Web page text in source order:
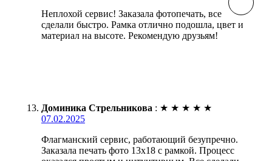
Неплохой сервис! Заказала фотопечать, все
сделали быстро. Рамка отлично подошла, цвет и
материал на высоте. Рекомендую друзьям!
Доминика Стрельникова : ★ ★ ★ ★ ★
07.02.2025
Флагманский сервис, работающий безупречно.
Заказала печать фото 13х18 с рамкой. Процесс